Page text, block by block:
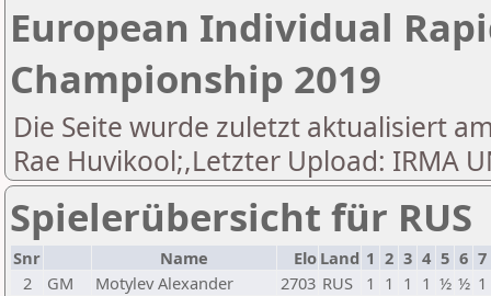
European Individual
Championship 2019
Die Seite wurde zuletzt aktualisiert
Rae Huvikool;,Letzter Upload: IRMA
Spielerübersicht für RUS
Snr Name Elo Land 1 2 3 4 5 6 7
2
GM Motylev Alexander 2703 RUS 1 1 1 1 ½ ½ 1